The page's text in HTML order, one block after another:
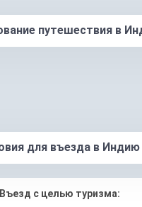
от Kempty Falls.
невероятно
по которым можно
путешествия в
для въезда в Индию
Въезд с целью туризма: